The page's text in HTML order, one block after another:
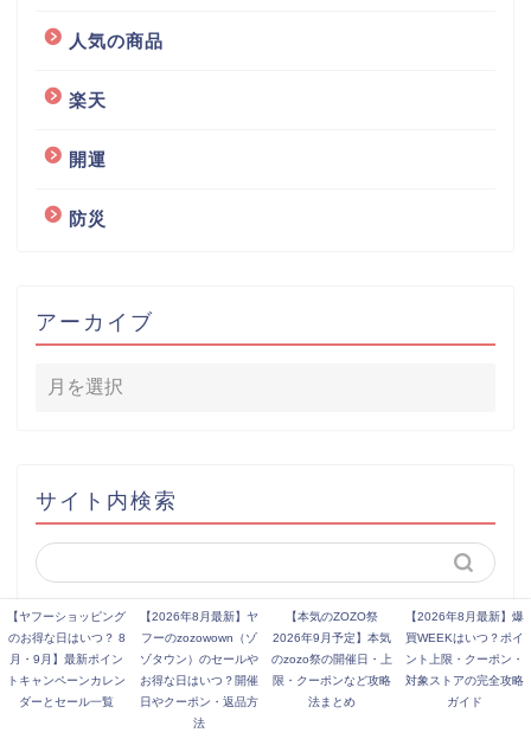
人気の商品
楽天
開運
防災
アーカイブ
サイト内検索
2017–2026 ヤフーショッピング・PayPayのお得なキャンペーン紹介所
【ヤフーショッピング
のお得な日はいつ？ 8
月・9月】最新ポイン
トキャンペーンカレン
ダーとセール一覧
【2026年8月最新】ヤ
フーのzozowown（ゾ
ゾタウン）のセールや
お得な日はいつ？開催
日やクーポン・返品方
法
【本気のZOZO祭
2026年9月予定】本気
のzozo祭の開催日・上
限・クーポンなど攻略
法まとめ
【2026年8月最新】爆
買WEEKはいつ？ポイ
ント上限・クーポン・
対象ストアの完全攻略
ガイド